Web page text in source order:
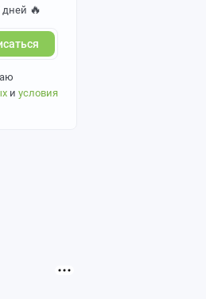
дней 🔥
и условия